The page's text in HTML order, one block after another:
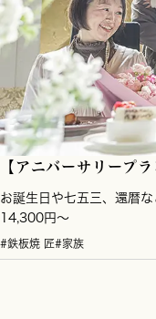
【アニバーサリープ
お誕生日や七五三、還暦
14,300円〜
#鉄板焼 匠#家族